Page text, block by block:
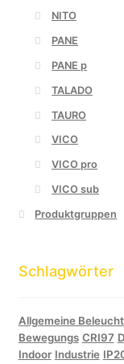
NITO
PANE
PANE p
TALADO
TAURO
VICO
VICO pro
VICO sub
Produktgruppen
Schlagwörter
Allgemeine
Bewegungs CRI97
Indoor Industrie